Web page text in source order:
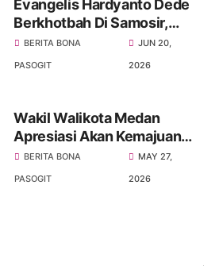
Evangelis Hardyanto Dede
Berkhotbah Di Samosir,
Bupati Pembangunan
Infrastruktur Dan Rohani
BERITA BONA
PASOGIT
JUN 20,
2026
Wakil Walikota Medan
Apresiasi Akan Kemajuan
Kabupaten Samosir,
Khususnya Di Sektor
BERITA BONA
PASOGIT
MAY 27,
2026